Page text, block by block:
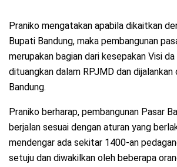
Praniko mengatakan apabila dikaitkan
Bupati Bandung, maka pembangunan
merupakan bagian dari kesepakan Visi
dituangkan dalam RPJMD dan
Bandung.
Praniko berharap, pembangunan Pasar
berjalan sesuai dengan aturan yang
mendengar ada sekitar 1400-an
setuju dan diwakilkan oleh beberapa